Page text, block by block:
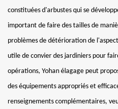
constituées d'arbustes qui se
important de faire des tailles de
problèmes de détérioration de
utile de convier des jardiniers pour
opérations, Yohan élagage peut
des équipements appropriés et
renseignements complémentaires,